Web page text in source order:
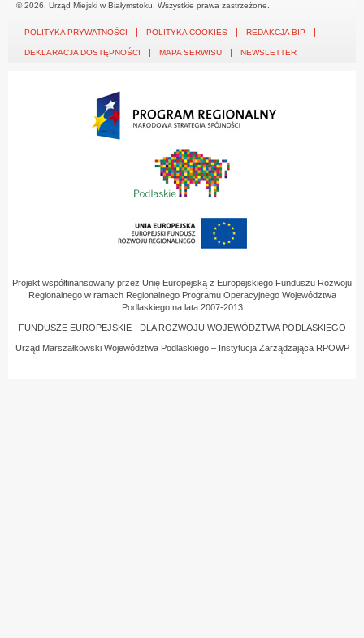
© 2026. Urząd Miejski w Białymstoku. Wszystkie prawa zastrzeżone.
POLITYKA PRYWATNOŚCI POLITYKA COOKIES REDAKCJA BIP
DEKLARACJA DOSTĘPNOŚCI MAPA SERWISU NEWSLETTER
Projekt współfinansowany przez Unię Europejską z Europejskiego Funduszu Rozwoju
Regionalnego w ramach Regionalnego Programu Operacyjnego Województwa
Podlaskiego na lata 2007-2013
FUNDUSZE EUROPEJSKIE - DLA ROZWOJU WOJEWÓDZTWA PODLASKIEGO
Urząd Marszałkowski Województwa Podlaskiego – Instytucja Zarządzająca RPOWP